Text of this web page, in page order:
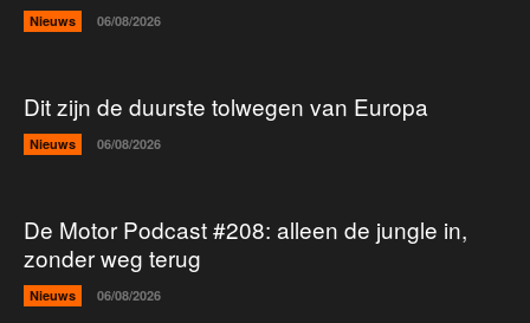
Nieuws 06/08/2026
Dit zijn de duurste tolwegen van Europa
Nieuws 06/08/2026
De Motor Podcast #208: alleen de jungle in,
zonder weg terug
Nieuws 06/08/2026